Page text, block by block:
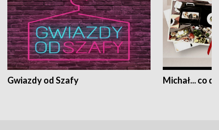
Gwiazdy od Szafy Michał... co